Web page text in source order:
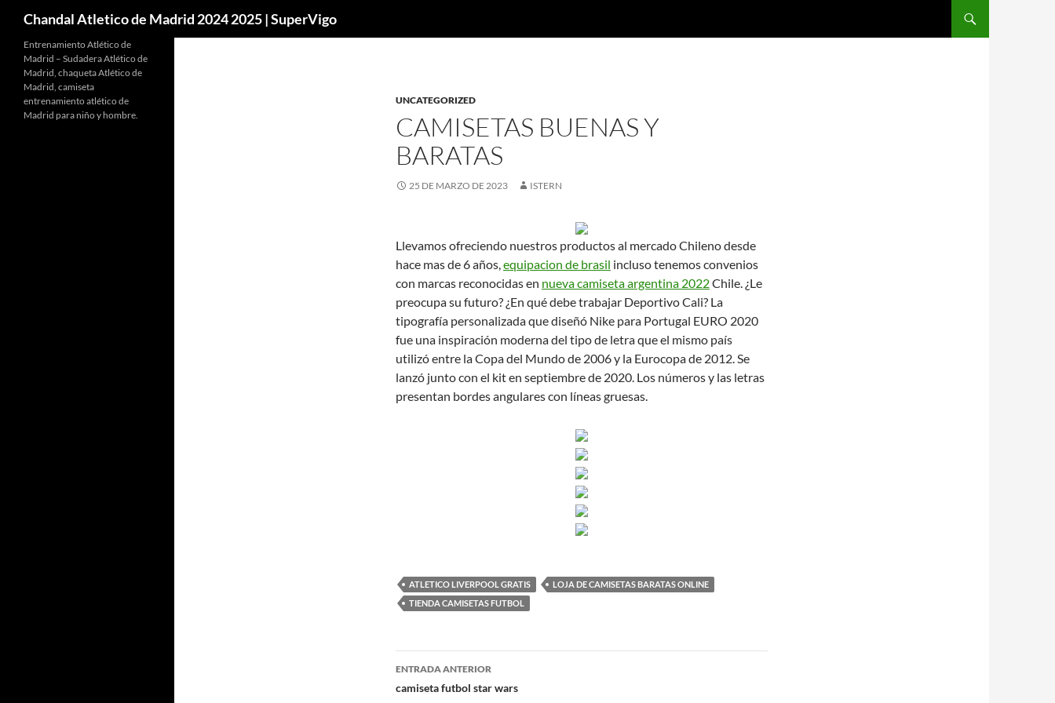
Chandal Atletico de Madrid 2024 2025 | SuperVigo
UNCATEGORIZED
CAMISETAS BUENAS Y
BARATAS
25 DE MARZO DE 2023 ISTERN
Llevamos ofreciendo nuestros productos al mercado Chileno desde
hace mas de 6 años,equipacion de brasil incluso tenemos convenios
con marcas reconocidas en nueva camiseta argentina 2022Chile. ¿Le
preocupa su futuro? ¿En qué debe trabajar Deportivo Cali? La
tipografía personalizada que diseñó Nike para Portugal EURO 2020
fue una inspiración moderna del tipo de letra que el mismo país
utilizó entre la Copa del Mundo de 2006 y la Eurocopa de 2012. Se
lanzó junto con el kit en septiembre de 2020. Los números y las letras
presentan bordes angulares con líneas gruesas.
ATLETICO LIVERPOOL GRATIS
LOJA DE CAMISETAS BARATAS ONLINE
TIENDA CAMISETAS FUTBOL
Navegación
de
ENTRADA ANTERIOR
camiseta futbol star wars
Entrenamiento Atlético de
Madrid – Sudadera Atlético de
Madrid, chaqueta Atlético de
Madrid, camiseta
entrenamiento atlético de
Madrid para niño y hombre.